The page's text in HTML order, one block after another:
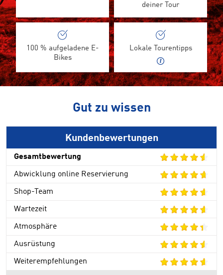
deiner Tour
100 % aufgeladene E-
Bikes
Lokale Tourentipps
Gut zu wissen
Kundenbewertungen
Gesamtbewertung
Abwicklung online Reservierung
Shop-Team
Wartezeit
Atmosphäre
Ausrüstung
Weiterempfehlungen